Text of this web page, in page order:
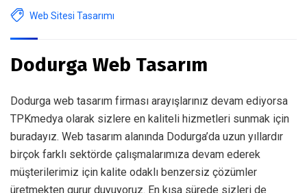
Web Sitesi Tasarımı
Dodurga Web Tasarım
Dodurga web tasarım firması arayışlarınız devam ediyorsa
TPKmedya olarak sizlere en kaliteli hizmetleri sunmak için
buradayız. Web tasarım alanında Dodurga’da uzun yıllardır
birçok farklı sektörde çalışmalarımıza devam ederek
müşterilerimiz için kalite odaklı benzersiz çözümler
üretmekten gurur duyuyoruz. En kısa sürede sizleri de